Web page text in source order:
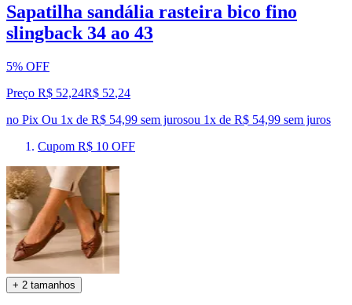
Sapatilha sandália rasteira bico fino
slingback 34 ao 43
5% OFF
Preço R$ 52,24R$ 52,24
no Pix Ou 1x de R$ 54,99 sem jurosou 1x de R$ 54,99 sem juros
Cupom R$ 10 OFF
+ 2 tamanhos